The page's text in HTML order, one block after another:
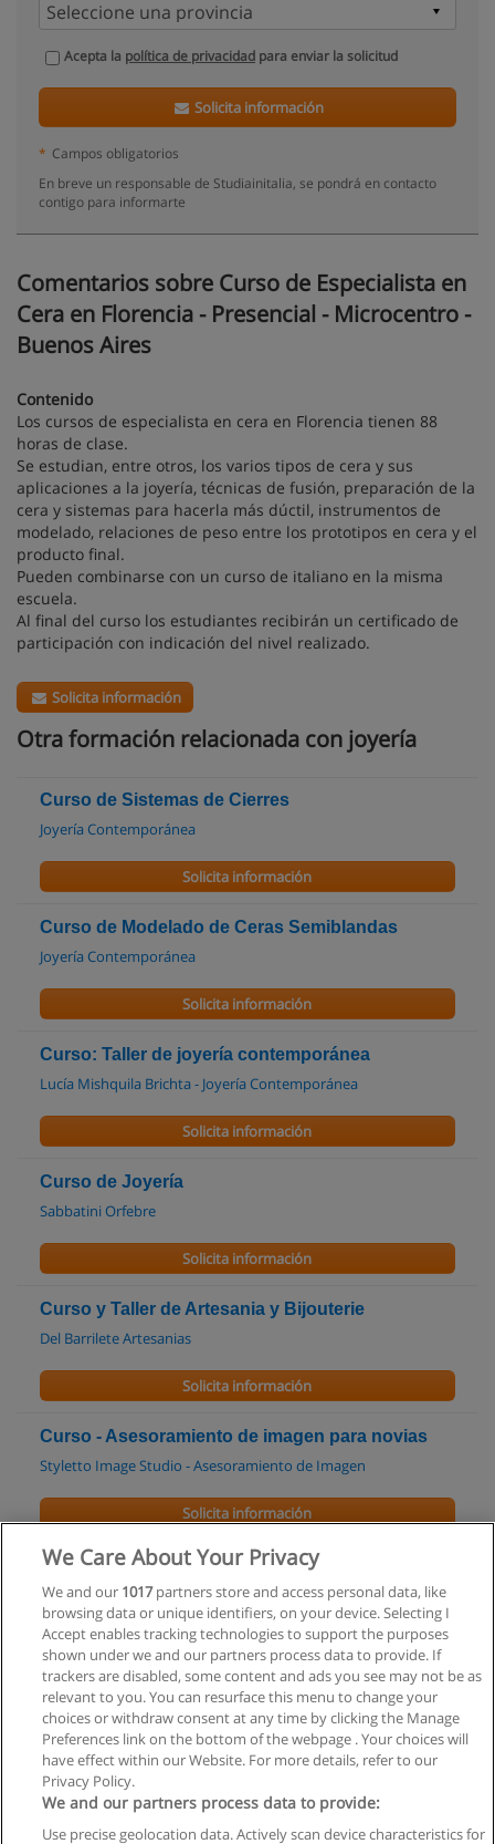
Acepta la política de privacidad para enviar la solicitud
Solicita información
* Campos obligatorios
En breve un responsable de Studiainitalia, se pondrá en contacto
contigo para informarte
Comentarios sobre Curso de Especialista en
Cera en Florencia - Presencial - Microcentro -
Buenos Aires
Contenido
Los cursos de especialista en cera en Florencia tienen 88
horas de clase.
Se estudian, entre otros, los varios tipos de cera y sus
aplicaciones a la joyería, técnicas de fusión, preparación de la
cera y sistemas para hacerla más dúctil, instrumentos de
modelado, relaciones de peso entre los prototipos en cera y el
producto final.
Pueden combinarse con un curso de italiano en la misma
escuela.
Al final del curso los estudiantes recibirán un certificado de
participación con indicación del nivel realizado.
Solicita información
Otra formación relacionada con joyería
Curso de Sistemas de Cierres
Joyería Contemporánea
Solicita información
Curso de Modelado de Ceras Semiblandas
Joyería Contemporánea
Solicita información
Curso: Taller de joyería contemporánea
Lucía Mishquila Brichta - Joyería Contemporánea
Solicita información
Curso de Joyería
Sabbatini Orfebre
Solicita información
Curso y Taller de Artesania y Bijouterie
Del Barrilete Artesanias
Solicita información
Curso - Asesoramiento de imagen para novias
Styletto Image Studio - Asesoramiento de Imagen
Solicita información
Curso - Organización de guardarropas y armado
de valijas
Styletto Image Studio - Asesoramiento de Imagen
Solicita información
Privacidad de datos
We Care About Your Privacy
We and our 1017partners store and access personal data, like
browsing data or unique identifiers, on your device. Selecting I
Accept enables tracking technologies to support the purposes
shown under we and our partners process data to provide. If
trackers are disabled, some content and ads you see may not be as
relevant to you. You can resurface this menu to change your
choices or withdraw consent at any time by clicking the Manage
Preferences link on the bottom of the webpage . Your choices will
have effect within our Website. For more details, refer to our
Privacy Policy.
We and our partners process data to provide:
Use precise geolocation data. Actively scan device characteristics for